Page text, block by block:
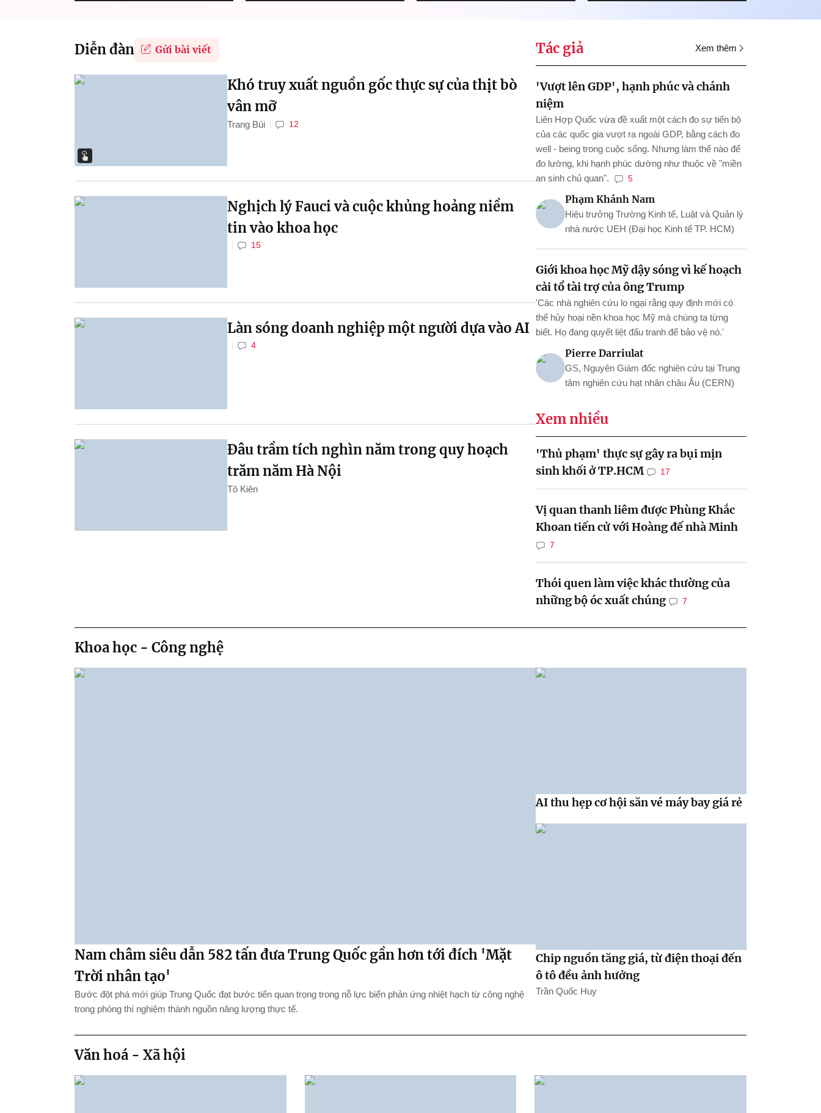
Diễn đàn Gửi bài viết
Khó truy xuất nguồn gốc thực sự của thịt bò
vân mỡ
Trang Bùi 12
Nghịch lý Fauci và cuộc khủng hoảng niềm
tin vào khoa học
15
Làn sóng doanh nghiệp một người dựa vào AI
4
Đâu trầm tích nghìn năm trong quy hoạch
trăm năm Hà Nội
Tô Kiên
Tác giả Xem thêm
'Vượt lên GDP', hạnh phúc và chánh
niệm
Liên Hợp Quốc vừa đề xuất một cách đo sự tiến bộ
của các quốc gia vượt ra ngoài GDP, bằng cách đo
well - being trong cuộc sống. Nhưng làm thế nào để
đo lường, khi hạnh phúc dường như thuộc về "miền
an sinh chủ quan".
5
Phạm Khánh Nam
Hiệu trưởng Trường Kinh tế, Luật và Quản lý
nhà nước UEH (Đại học Kinh tế TP. HCM)
Giới khoa học Mỹ dậy sóng vì kế hoạch
cải tổ tài trợ của ông Trump
'Các nhà nghiên cứu lo ngại rằng quy định mới có
thể hủy hoại nền khoa học Mỹ mà chúng ta từng
biết. Họ đang quyết liệt đấu tranh để bảo vệ nó.'
Pierre Darriulat
GS, Nguyên Giám đốc nghiên cứu tại Trung
tâm nghiên cứu hạt nhân châu Âu (CERN)
Xem nhiều
'Thủ phạm' thực sự gây ra bụi mịn
sinh khối ở TP.HCM
17
Vị quan thanh liêm được Phùng Khắc
Khoan tiến cử với Hoàng đế nhà Minh
7
Thói quen làm việc khác thường của
những bộ óc xuất chúng
7
Khoa học - Công nghệ
Nam châm siêu dẫn 582 tấn đưa Trung Quốc gần hơn tới đích 'Mặt
Trời nhân tạo'
Bước đột phá mới giúp Trung Quốc đạt bước tiến quan trọng trong nỗ lực biến phản ứng nhiệt hạch từ công nghệ
trong phòng thí nghiệm thành nguồn năng lượng thực tế.
AI thu hẹp cơ hội săn vé máy bay giá rẻ
Chip nguồn tăng giá, từ điện thoại đến
ô tô đều ảnh hưởng
Trần Quốc Huy
Văn hoá - Xã hội